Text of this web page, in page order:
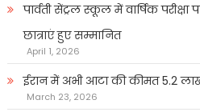
पार्वती सेंट्रल स्कूल में वार्षिक परीक्षा
छात्राएं हुए सम्मानित
April 1, 2026
ईरान में अभी आटा की कीमत 5.2
March 23, 2026